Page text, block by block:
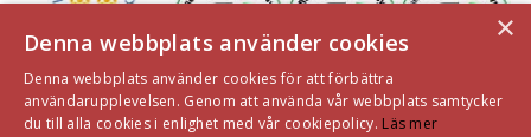
×
Denna webbplats använder cookies
Denna webbplats använder cookies för att förbättra
användarupplevelsen. Genom att använda vår webbplats samtycker
du till alla cookies i enlighet med vår cookiepolicy. Läs mer